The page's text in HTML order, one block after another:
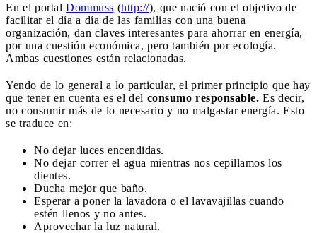
En el portal Dommuss (http://), que nació con el objetivo de
facilitar el día a día de las familias con una buena
organización, dan claves interesantes para ahorrar en energía,
por una cuestión económica, pero también por ecología.
Ambas cuestiones están relacionadas.
Yendo de lo general a lo particular, el primer principio que hay
que tener en cuenta es el del consumo responsable. Es decir,
no consumir más de lo necesario y no malgastar energía. Esto
se traduce en:
No dejar luces encendidas.
No dejar correr el agua mientras nos cepillamos los
dientes.
Ducha mejor que baño.
Esperar a poner la lavadora o el lavavajillas cuando
estén llenos y no antes.
Aprovechar la luz natural.